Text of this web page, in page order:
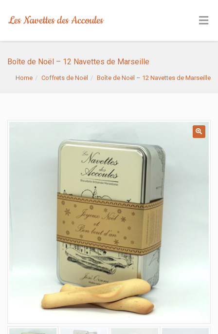
Boîte de Noël – 12 Navettes de Marseille
Home Coffrets de Noël Boîte de Noël – 12 Navettes de Marseille